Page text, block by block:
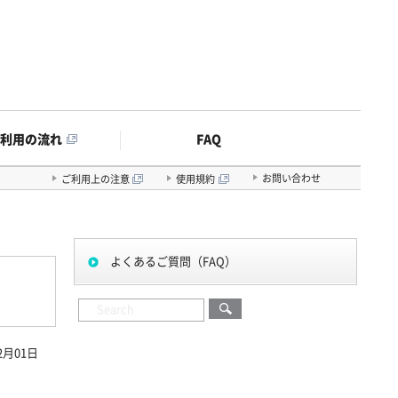
用の流れ FAQ
ご利用上の注意 使用規約 お問い合わせ
01日
よくあるご質問（FAQ）